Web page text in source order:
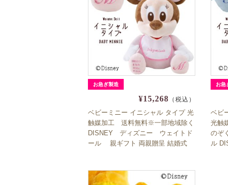
お急ぎ製造
¥15,268 （税込）
ベビーミニー イニシャル タイプ 光
触媒加工 送料無料※一部地域除く
DISNEY ディズニー ウェイトド
ール 親ギフト 両親贈呈 結婚式
お急
ベビ
光触
のぞ
ル